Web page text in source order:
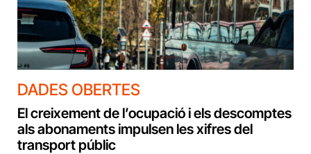
DADES OBERTES
El creixement de l’ocupació i els descomptes
als abonaments impulsen les xifres del
transport públic